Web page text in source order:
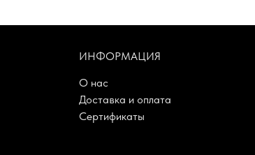
ИНФОРМАЦИЯ
О нас
Доставка и оплата
Сертификаты